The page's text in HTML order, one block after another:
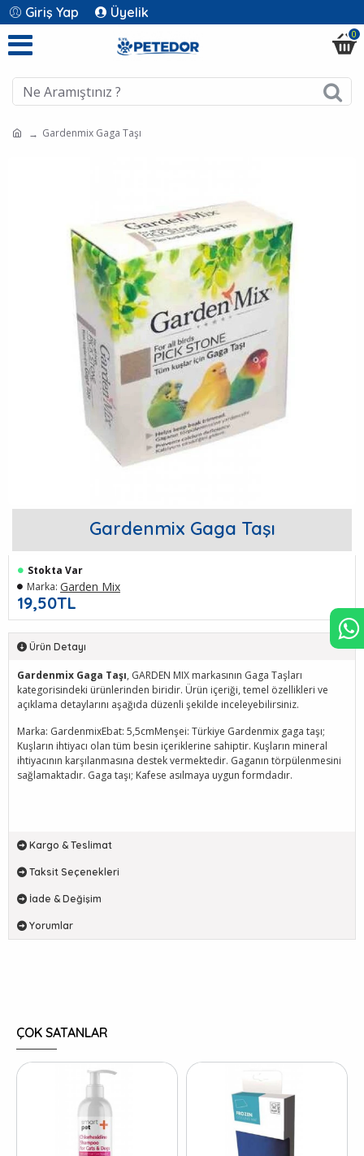
Giriş Yap Üyelik
0
Gardenmix Gaga Taşı
Gardenmix Gaga Taşı
19,50TL
Stokta Var
Marka: Garden Mix
Ürün Detayı
Gardenmix Gaga Taşı, GARDEN MIX markasının Gaga Taşları
kategorisindeki ürünlerinden biridir. Ürün içeriği, temel özellikleri ve
açıklama detaylarını aşağıda düzenli şekilde inceleyebilirsiniz.
Marka: GardenmixEbat: 5,5cmMenşei: Türkiye Gardenmix gaga taşı;
Kuşların ihtiyacı olan tüm besin içeriklerine sahiptir. Kuşların mineral
ihtiyacının karşılanmasına destek vermektedir. Gaganın törpülenmesini
sağlamaktadır. Gaga taşı; Kafese asılmaya uygun formdadır.
Kargo & Teslimat
Taksit Seçenekleri
İade & Değişim
Yorumlar
ÇOK SATANLAR